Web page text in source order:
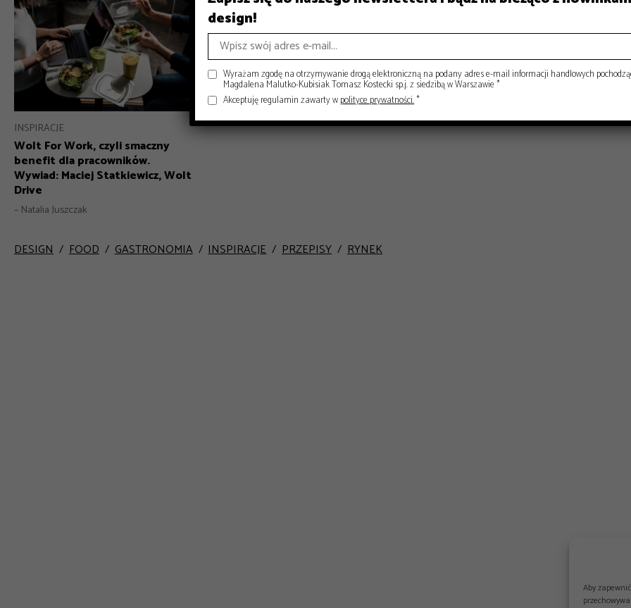
Aby
INSPIRACJE
Wolt For Work, czyli smaczny
benefit dla pracowników.
Wywiad: Maciej Statkiewicz, Wolt
Drive
– Natalia Juszczak
DESIGN FOOD GASTRONOMIA INSPIRACJE PRZEPISY RYNEK
design!
Wyrażam zgodę na otrzymywanie drogą elektroniczną na podany adres e-mail informacji handlowych
Magdalena Malutko-Kubisiak Tomasz Kostecki sp.j. z siedzibą w Warszawie *
Akceptuję regulamin zawarty wpolityce prywatności.*